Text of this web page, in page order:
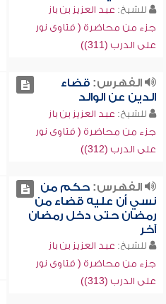
للشيخ: عبد العزيز بن باز
جزء من محاضرة ( فتاوى نور
على الدرب (311))
الفهرس:قضاء
الدين عن الوالد
للشيخ: عبد العزيز بن باز
جزء من محاضرة ( فتاوى نور
على الدرب (312))
الفهرس:حكم من
نسي أن عليه قضاء من
رمضان حتى دخل رمضان
آخر
للشيخ: عبد العزيز بن باز
جزء من محاضرة ( فتاوى نور
على الدرب (313))